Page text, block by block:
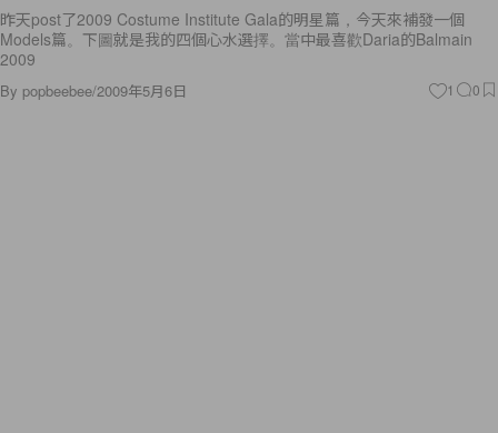
昨天post了2009 Costume Institute Gala的明星篇，今天來補發一個
Models篇。下圖就是我的四個心水選擇。當中最喜歡Daria的Balmain
2009
By popbeebee/2009年5月6日 1 0